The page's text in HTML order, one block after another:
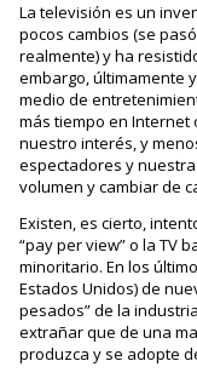
La televisión es un
pocos cambios (se
realmente) y ha
embargo, últimamente
medio de
más tiempo en
nuestro interés, y
espectadores y
volumen y cambiar de
Existen, es cierto,
“pay per view” o la TV
minoritario. En los
Estados Unidos) de
pesados” de la
extrañar que de una
produzca y se adopte